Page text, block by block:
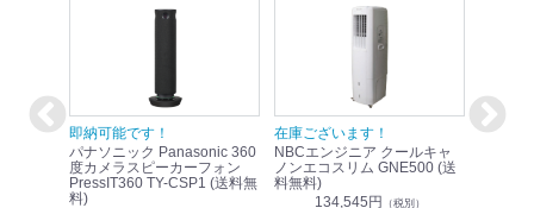
即納可能です！
パナソニック Panasonic 360
度カメラスピーカーフォン
PressIT360 TY-CSP1 (送料無
料)
在庫ございます！
NBCエンジニア クールキャ
ノンエコスリム GNE500 (送
料無料)
134,545円 （税別）
即納可